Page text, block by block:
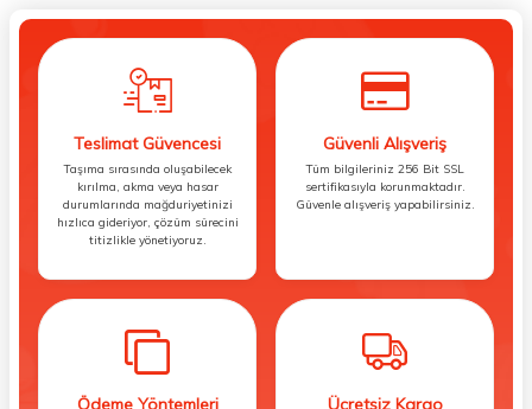
Teslimat Güvencesi
Taşıma sırasında oluşabilecek
kırılma, akma veya hasar
durumlarında mağduriyetinizi
hızlıca gideriyor, çözüm sürecini
titizlikle yönetiyoruz.
Güvenli Alışveriş
Tüm bilgileriniz 256 Bit SSL
sertifikasıyla korunmaktadır.
Güvenle alışveriş yapabilirsiniz.
Ödeme Yöntemleri Ücretsiz Kargo